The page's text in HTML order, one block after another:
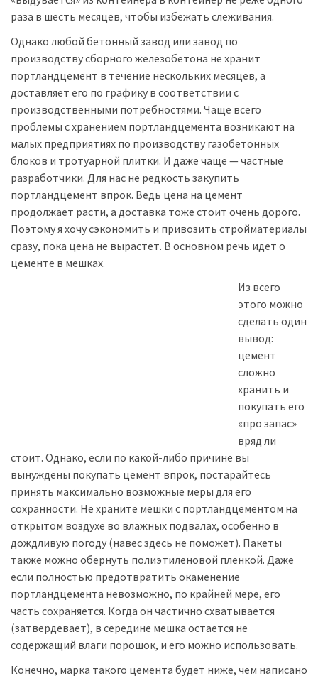
раза в шесть месяцев, чтобы избежать слеживания.
Однако любой бетонный завод или завод по
производству сборного железобетона не хранит
портландцемент в течение нескольких месяцев, а
доставляет его по графику в соответствии с
производственными потребностями. Чаще всего
проблемы с хранением портландцемента возникают на
малых предприятиях по производству газобетонных
блоков и тротуарной плитки. И даже чаще — частные
разработчики. Для нас не редкость закупить
портландцемент впрок. Ведь цена на цемент
продолжает расти, а доставка тоже стоит очень дорого.
Поэтому я хочу сэкономить и привозить стройматериалы
сразу, пока цена не вырастет. В основном речь идет о
цементе в мешках.
Из всего
этого можно
сделать один
вывод:
цемент
сложно
хранить и
покупать его
«про запас»
вряд ли
стоит. Однако, если по какой-либо причине вы
вынуждены покупать цемент впрок, постарайтесь
принять максимально возможные меры для его
сохранности. Не храните мешки с портландцементом на
открытом воздухе во влажных подвалах, особенно в
дождливую погоду (навес здесь не поможет). Пакеты
также можно обернуть полиэтиленовой пленкой. Даже
если полностью предотвратить окаменение
портландцемента невозможно, по крайней мере, его
часть сохраняется. Когда он частично схватывается
(затвердевает), в середине мешка остается не
содержащий влаги порошок, и его можно использовать.
Конечно, марка такого цемента будет ниже, чем написано